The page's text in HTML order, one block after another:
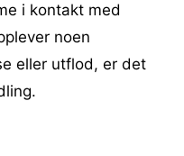
i kontakt med
noen
eller utflod, er det